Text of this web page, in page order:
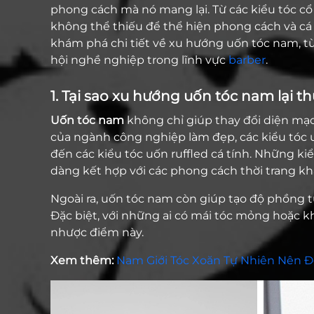
phong cách mà nó mang lại. Từ các kiểu tóc
không thể thiếu để thể hiện phong cách và
khám phá chi tiết về xu hướng uốn tóc nam,
hội nghề nghiệp trong lĩnh vựcbarber.
1. Tại sao xu hướng uốn tóc nam lại
Uốn tóc namkhông chỉ giúp thay đổi diện
của ngành công nghiệp làm đẹp, các kiểu
đến các kiểu tóc uốn ruffled cá tính. Những
dàng kết hợp với các phong cách thời trang
Ngoài ra, uốn tóc nam còn giúp tạo độ phồng
Đặc biệt, với những ai có mái tóc mỏng hoặc
nhược điểm này.
Xem thêm: Nam Giới Tóc Xoăn Tự Nhiên Nên